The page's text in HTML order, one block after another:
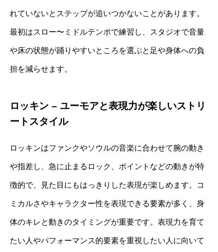
れていないとステップが追いつかないことがあります。
最初はスロー〜ミドルテンポで練習し、スタジオで音量
や床の状態が踊りやすいところを選ぶと足や身体への負
担を減らせます。
ロッキン – ユーモアと表現力が楽しいストリ
ートスタイル
ロッキンはファンクやソウルの音楽に合わせて腕の動き
や指差し、急に止まるロック、ポイントなどの動きが特
徴的で、見た目にもはっきりした表現が楽しめます。コ
ミカルさやキャラクター性を表現できる要素が多く、身
体のキレと動きのタイミングが重要です。表現力を育て
たい人やパフォーマンス的要素を重視したい人に向いて